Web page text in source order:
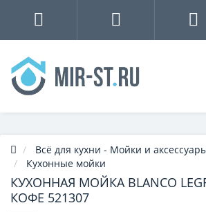
Всё для кухни - Мойки и
Кухонные мойки
КУХОННАЯ МОЙКА BLANCO
КОФЕ 521307